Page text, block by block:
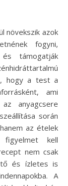
fogyni,
és támogatják
hogy a test a
ami
anyagcsere
során
az ételek
figyelmet kell
nem csak
és ízletes is
A